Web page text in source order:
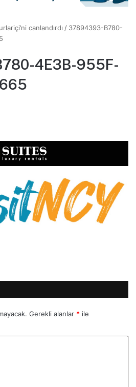
canlandırdı / 37894393-B780-
4E3B-955F-
Gerekli alanlar * ile